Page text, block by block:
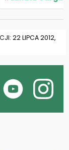
22 LIPCA 2012,